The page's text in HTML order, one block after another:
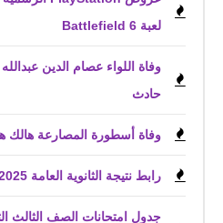
لعبة Battlefield 6
وفاة اللواء عصام الدين
حادث
وفاة أسطورة المصارعة هالك
رابط نتيجة الثانوية العامة 2025